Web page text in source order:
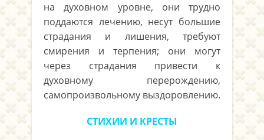
на духовном уровне, они трудно
поддаются лечению, несут большие
страдания и лишения, требуют
смирения и терпения; они могут
через страдания привести к
духовному перерождению,
самопроизвольному выздоровлению.
СТИХИИ И КРЕСТЫ